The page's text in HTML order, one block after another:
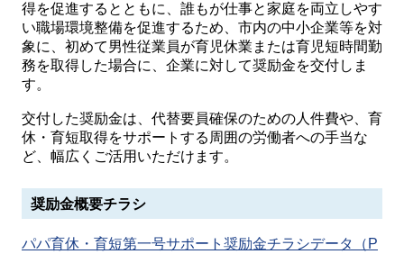
得を促進するとともに、誰もが仕事と家庭を両立しやす
い職場環境整備を促進するため、市内の中小企業等を対
象に、初めて男性従業員が育児休業または育児短時間勤
務を取得した場合に、企業に対して奨励金を交付しま
す。
交付した奨励金は、代替要員確保のための人件費や、育
休・育短取得をサポートする周囲の労働者への手当な
ど、幅広くご活用いただけます。
奨励金概要チラシ
パパ育休・育短第一号サポート奨励金チラシデータ（P